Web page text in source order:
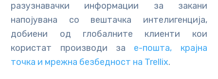
разузнавачки информации за закани
напојувана со вештачка интелигенција,
добиени од глобалните клиенти кои
користат производи за е-пошта, крајна
точка и мрежна безбедност на Trellix.